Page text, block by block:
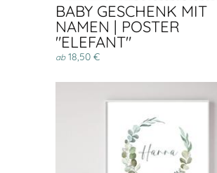
BABY GESCHENK MIT
NAMEN | POSTER
"ELEFANT"
ab18,50 €